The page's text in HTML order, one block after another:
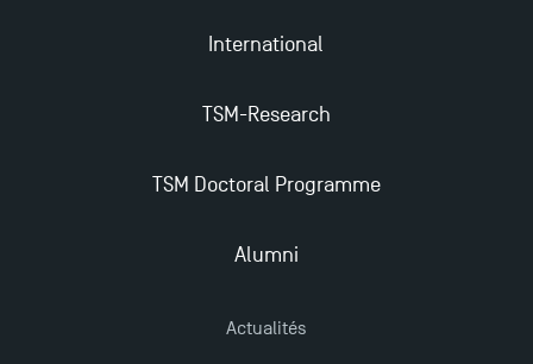
professionnelles en alternance à TSM !
Nouvelles formations à Toulouse School of
International
TSM-Research
TSM Doctoral Programme
Alumni
Actualités